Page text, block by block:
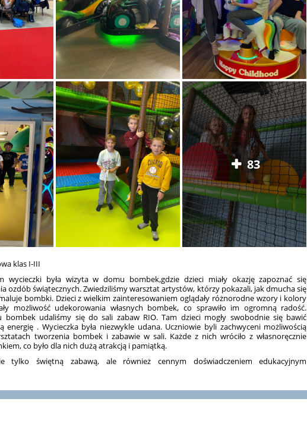
83
klas I-III
wycieczki była wizyta w domu bombek,gdzie dzieci miały okazję zapoznać się
ozdób świątecznych. Zwiedziliśmy warsztat artystów, którzy pokazali, jak dmucha się
bombki. Dzieci z wielkim zainteresowaniem oglądały różnorodne wzory i kolory
możliwość udekorowania własnych bombek, co sprawiło im ogromną radość.
bombek udaliśmy się do sali zabaw RIO. Tam dzieci mogły swobodnie się bawić
energię . Wycieczka była niezwykle udana. Uczniowie byli zachwyceni możliwością
tworzenia bombek i zabawie w sali. Każde z nich wróciło z własnoręcznie
co było dla nich dużą atrakcją i pamiątką.
tylko świętną zabawą, ale również cennym doświadczeniem edukacyjnym